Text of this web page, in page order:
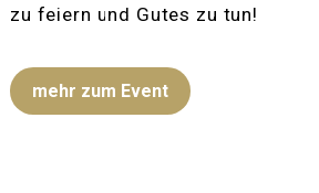
zu feiern und Gutes zu tun!
mehr zum Event